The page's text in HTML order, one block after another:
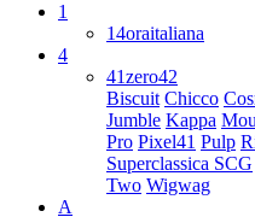
1
14oraitaliana
4
41zero42
Biscuit Chicco
Jumble Kappa Mou
Pro Pixel41 Pulp
Superclassica SCG
Two Wigwag
A